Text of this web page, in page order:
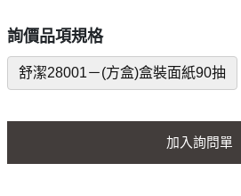
詢價品項規格
舒潔28001－(方盒)盒裝面紙90抽
加入詢問單